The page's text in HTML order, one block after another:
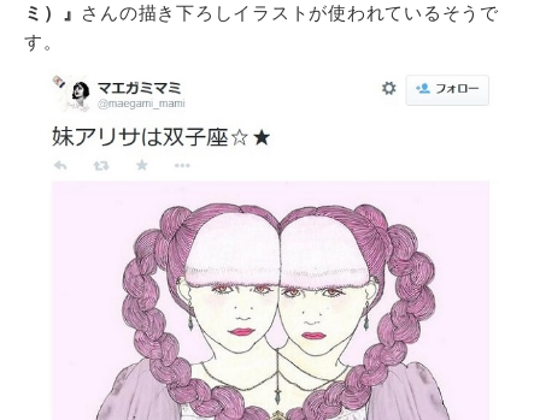
ミ）』 さんの描き下ろしイラストが使われているそうで
す。